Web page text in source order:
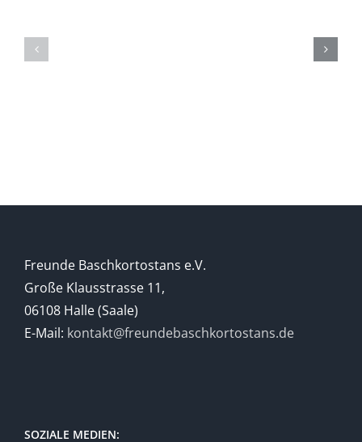
Freunde Baschkortostans e.V.
Große Klausstrasse 11,
06108 Halle (Saale)
E-Mail: kontakt@freundebaschkortostans.de
SOZIALE MEDIEN: